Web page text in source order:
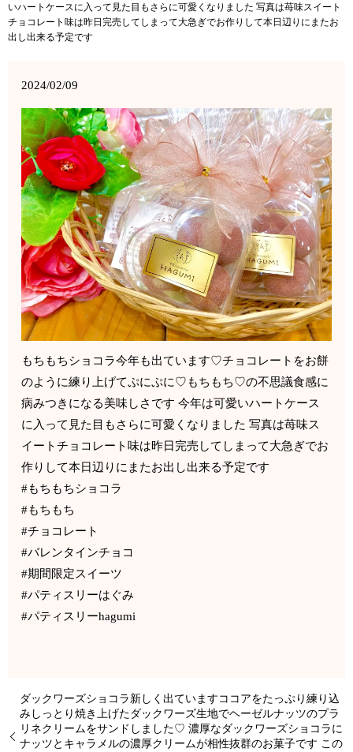
いハートケースに入って見た目もさらに可愛くなりました 写真は苺味スイート
チョコレート味は昨日完売してしまって大急ぎでお作りして本日辺りにまたお
出し出来る予定です
2024/02/09
もちもちショコラ今年も出ています♡チョコレートをお餅
のように練り上げてぷにぷに♡もちもち♡の不思議食感に
病みつきになる美味しさです 今年は可愛いハートケース
に入って見た目もさらに可愛くなりました 写真は苺味ス
イートチョコレート味は昨日完売してしまって大急ぎでお
作りして本日辺りにまたお出し出来る予定です
#もちもちショコラ
#もちもち
#チョコレート
#バレンタインチョコ
#期間限定スイーツ
#パティスリーはぐみ
#パティスリーhagumi
ダックワーズショコラ新しく出ていますココアをたっぷり練り込
みしっとり焼き上げたダックワーズ生地でヘーゼルナッツのプラ
リネクリームをサンドしました♡ 濃厚なダックワーズショコラに
ナッツとキャラメルの濃厚クリームが相性抜群のお菓子です この